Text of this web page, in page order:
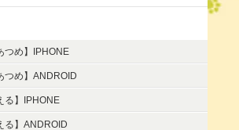
つめ】IPHONE
つめ】ANDROID
る】IPHONE
る】ANDROID